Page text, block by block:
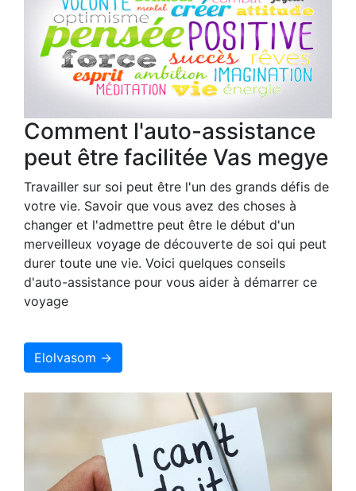
Comment l'auto-assistance
peut être facilitée Vas megye
Travailler sur soi peut être l'un des grands défis de
votre vie. Savoir que vous avez des choses à
changer et l'admettre peut être le début d'un
merveilleux voyage de découverte de soi qui peut
durer toute une vie. Voici quelques conseils
d'auto-assistance pour vous aider à démarrer ce
voyage
Elolvasom →